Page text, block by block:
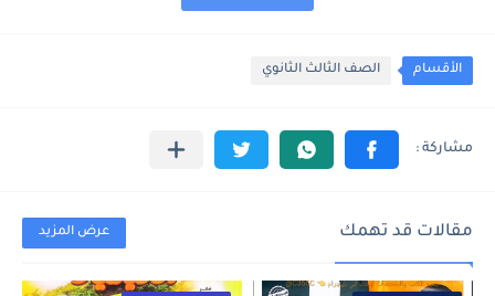
الأقسام الصف الثالث الثانوي
مقالات قد تهمك عرض المزيد